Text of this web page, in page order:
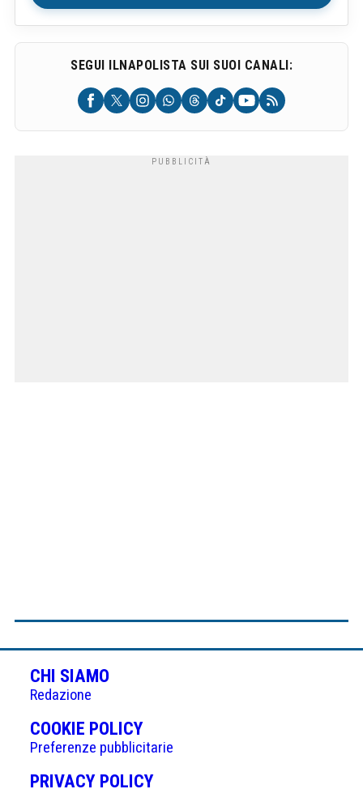
SEGUI ILNAPOLISTA SUI SUOI CANALI:
CHI SIAMO
Redazione
COOKIE POLICY(APRE
IN
UNA
Preferenze pubblicitarie
PRIVACY POLICY(APRE